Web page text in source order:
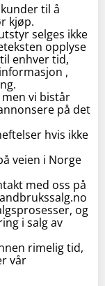
til å
kjøp.
selges ikke
opplyse
enhver tid,
,
vi bistår
på det
hvis ikke
veien i Norge
med oss på
og
i salg av
rimelig tid,
vår